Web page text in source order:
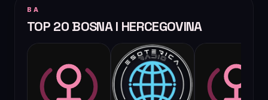
BA
TOP 20 BOSNA I HERCEGOVINA